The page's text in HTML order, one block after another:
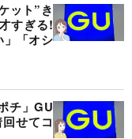
ット”き
すぎる!
」「オシ
チ」GU
せてコ